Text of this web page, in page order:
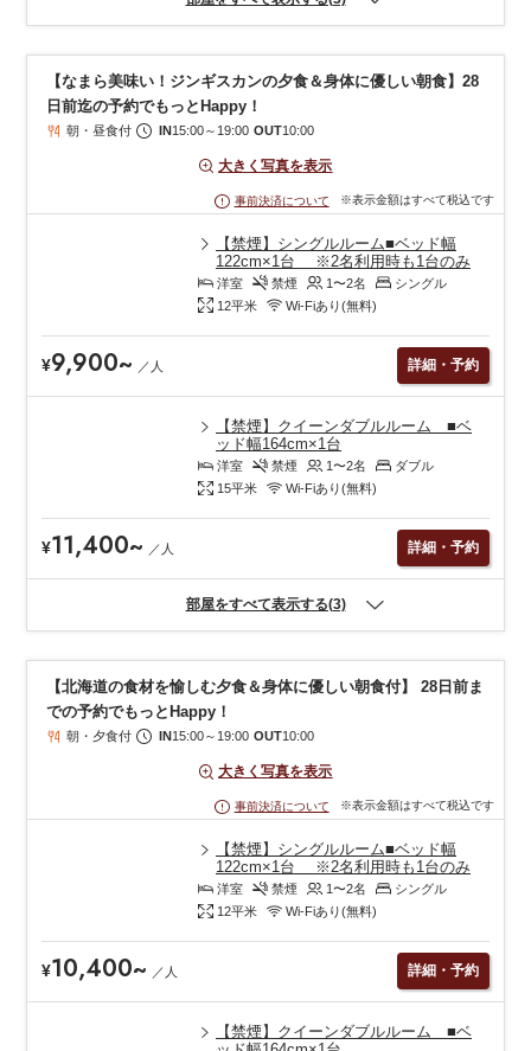
【なまら美味い！ジンギスカンの夕食＆身体に優しい朝食】28
日前迄の予約でもっとHappy！
朝・昼食付 IN 15:00～ 19:00 OUT10:00
大きく写真を表示
事前決済について ※表示金額はすべて税込です
【禁煙】シングルルーム■ベッド幅
122cm×1台 ※2名利用時も1台のみ
洋室 禁煙 1〜2名
シングル
12平米 Wi-Fiあり(無料)
¥9,900~ ／ 人 詳細・予約
【禁煙】クイーンダブルルーム ■ベ
ッド幅164cm×1台
洋室 禁煙 1〜2名
ダブル
15平米 Wi-Fiあり(無料)
¥11,400~ ／ 人 詳細・予約
部屋をすべて表示する(3)
【北海道の食材を愉しむ夕食＆身体に優しい朝食付】 28日前ま
での予約でもっとHappy！
朝・夕食付 IN15:00～19:00 OUT10:00
大きく写真を表示
事前決済について ※表示金額はすべて税込です
【禁煙】シングルルーム■ベッド幅
122cm×1台 ※2名利用時も1台のみ
洋室 禁煙 1〜2名
シングル
12平米 Wi-Fiあり(無料)
¥10,400~ ／ 人 詳細・予約
【禁煙】クイーンダブルルーム ■ベ